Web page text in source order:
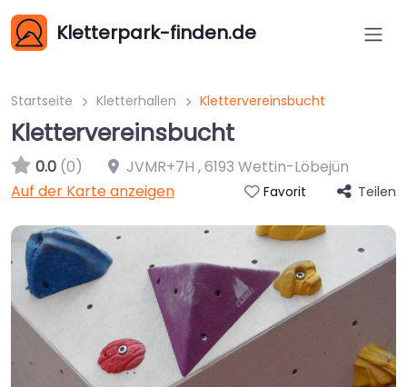
Kletterpark-finden.de
Startseite Kletterhallen Klettervereinsbucht
Klettervereinsbucht
0.0 (0) JVMR+7H ,6193 Wettin-Löbejün
Auf der Karte anzeigen
Favorit Teilen